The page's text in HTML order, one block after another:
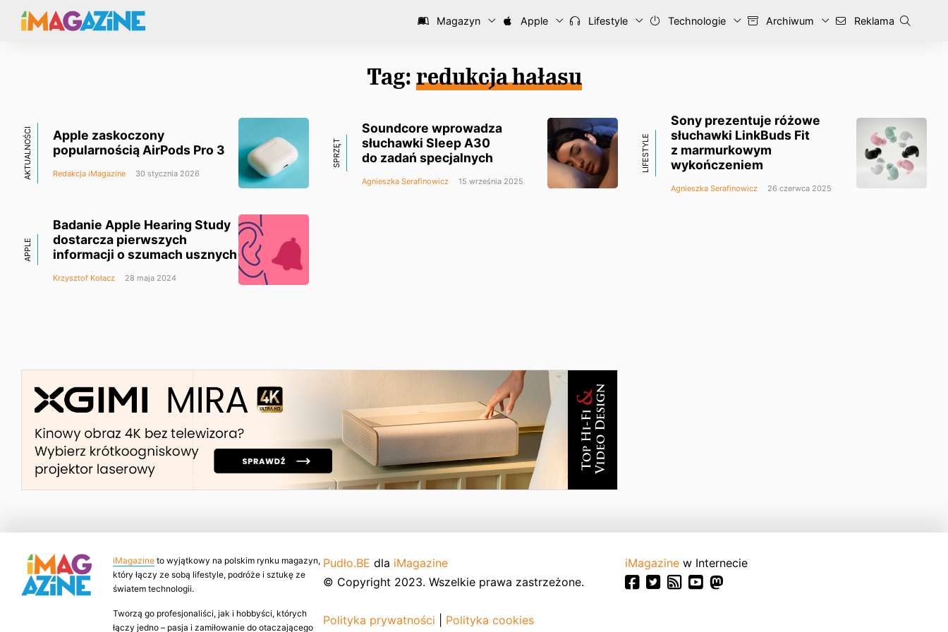
Magazyn Apple Lifestyle Technologie Archiwum Reklama
Tag: redukcja hałasu
AKTUALNOŚCI
Apple zaskoczony
popularnością AirPods Pro 3
Redakcja iMagazine 30 stycznia 2026
SPRZĘT
Soundcore wprowadza
słuchawki Sleep A30
do zadań specjalnych
Agnieszka Serafinowicz 15 września 2025
LIFESTYLE
Sony prezentuje różowe
słuchawki LinkBuds Fit
z marmurkowym
wykończeniem
Agnieszka Serafinowicz 26 czerwca 2025
APPLE
Badanie Apple Hearing Study
dostarcza pierwszych
informacji o szumach usznych
Krzysztof Kołacz 28 maja 2024
iMagazine to wyjątkowy na polskim rynku magazyn,
który łączy ze sobą lifestyle, podróże i sztukę ze
światem technologii.
Tworzą go profesjonaliści, jak i hobbyści, których
łączy jedno – pasja i zamiłowanie do otaczającego
Pudło.BE dla iMagazine
© Copyright 2023. Wszelkie prawa zastrzeżone.
Polityka prywatności Polityka cookies
iMagazine w Internecie